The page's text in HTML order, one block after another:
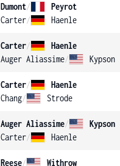
Dumont/
Peyrot
Carter/ Haenle
Carter/
Haenle
Auger Aliassime/ Kypson
Carter/
Haenle
Chang/ Strode
Auger Aliassime/
Kypson
Carter/ Haenle
Reese/
Withrow